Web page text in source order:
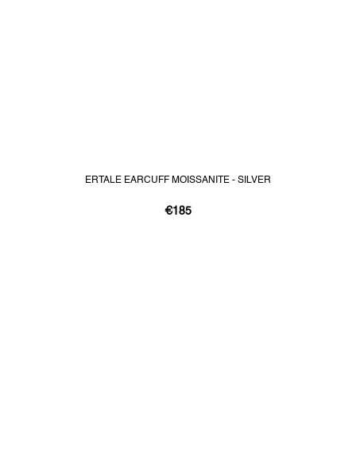
ERTALE EARCUFF MOISSANITE - SILVER
€185